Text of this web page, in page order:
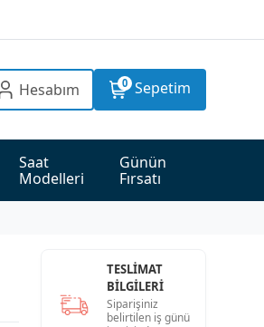
Hesabım 0 Sepetim
Saat
Modelleri
Günün
Fırsatı
TESLİMAT
BİLGİLERİ
Siparişiniz
belirtilen iş günü